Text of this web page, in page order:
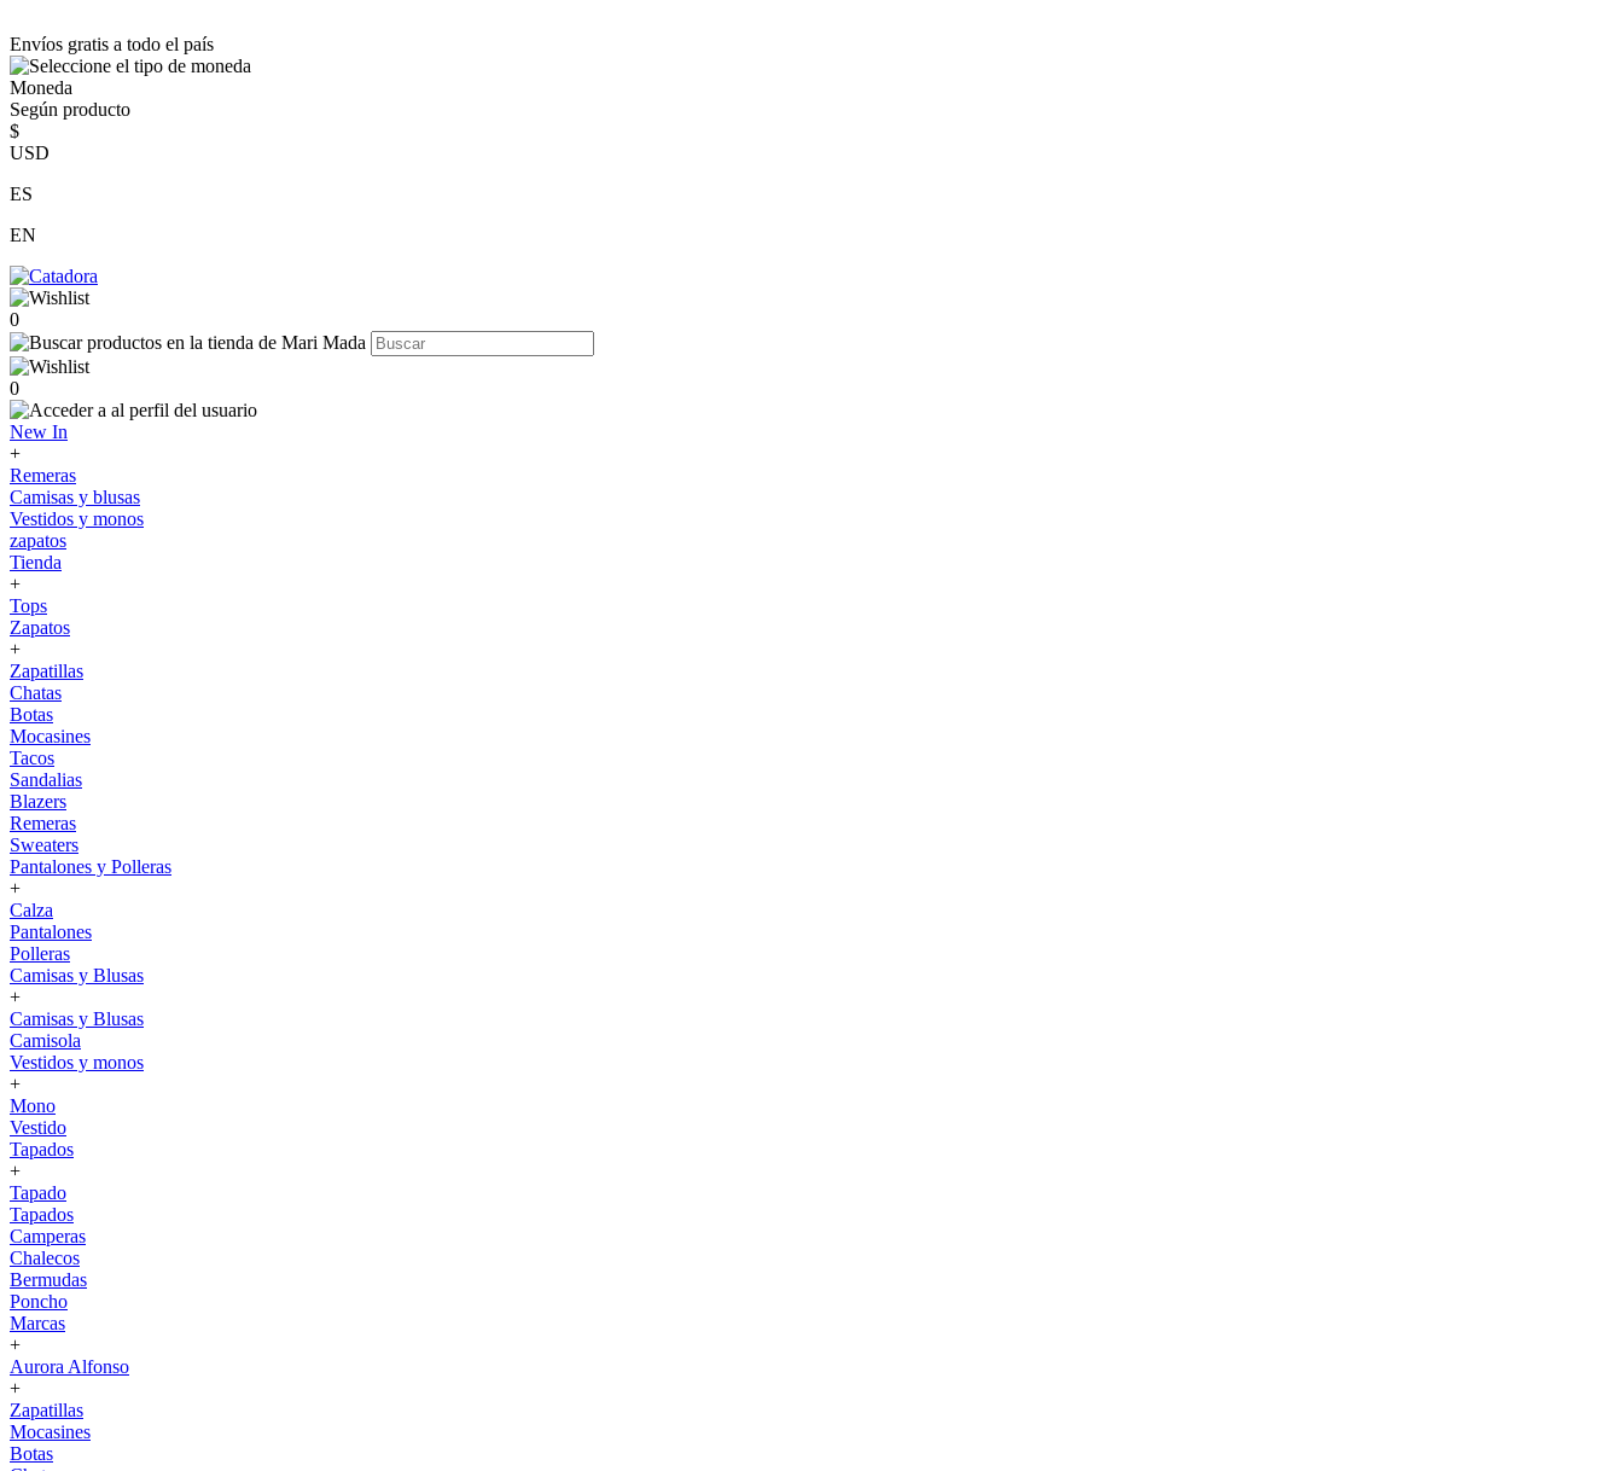
Envíos gratis a todo el país
Moneda
Según producto
$
USD
ES
EN
0
0
New In
+
Remeras
Camisas y blusas
Vestidos y monos
zapatos
Tienda
+
Tops
Zapatos
+
Zapatillas
Chatas
Botas
Mocasines
Tacos
Sandalias
Blazers
Remeras
Sweaters
Pantalones y Polleras
+
Calza
Pantalones
Polleras
Camisas y Blusas
+
Camisas y Blusas
Camisola
Vestidos y monos
+
Mono
Vestido
Tapados
+
Tapado
Tapados
Camperas
Chalecos
Bermudas
Poncho
Marcas
+
Aurora Alfonso
+
Zapatillas
Mocasines
Botas